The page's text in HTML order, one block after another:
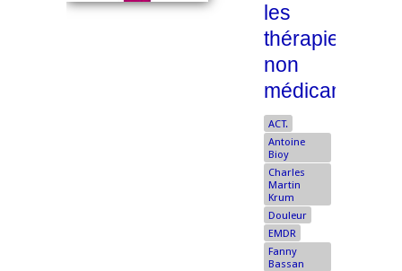
les
thérapies
non
ACT.
Antoine
Bioy
Charles
Martin
Krum
Douleur
EMDR
Fanny
Bassan